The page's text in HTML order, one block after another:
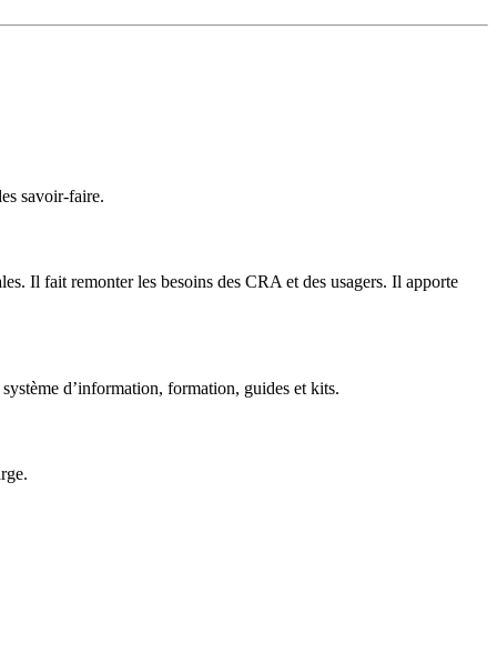
savoir-faire.
Il fait remonter les besoins des CRA et des usagers. Il apporte
d’information, formation, guides et kits.